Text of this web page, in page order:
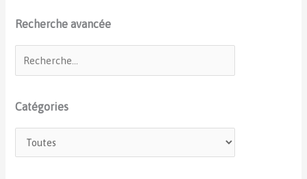
Recherche avancée
Catégories